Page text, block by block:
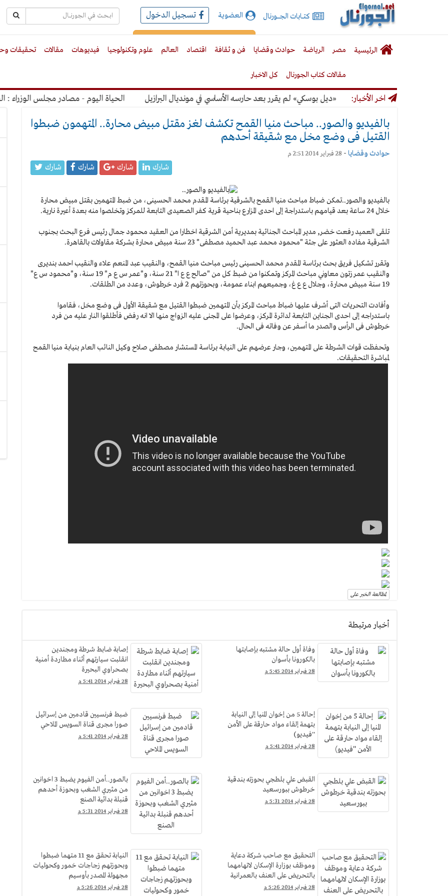
الجورنال
نت
كتـــابات الجـــــورنال العضوية تسجيل الدخول
الرئيسية مصر الرياضة حوادث وقضايا فن و ثقافة اقتصاد العالم علوم وتكنولوجيا فيديوهات مقالات تحقيقات
مقالات كتاب الجورنال كل الاخبار
اخر الأخبار:أصحاب عقارات محظورة «ديل بوسكي» لم يقرر بعد حارسه الأساسي في مونديال البرازيل الحياة اليوم - مصادر مجلس الوزراء : الحكومة بها 31 وزير بخلاف وزير الدفاع 17 منهم من
بالفيديو والصور.. مباحث منيا القمح تكشف لغز مقتل مبيض محارة.. المتهمون ضبطوا
القتيل فى وضع مخل مع شقيقة أحدهم
حوادث وقضايا - 28 فبراير 2014 2:51 م
شارك شارك شارك شارك
بالفيديو والصور..تمكن ضباط مباحث منيا القمح بالشرقية برئاسة المقدم محمد الحسينى، من ضبط المتهمين بقتل مبيض محارة
خلال 24 ساعة بعد قيامهم باستدراجة إلى احدى المزارع بناحية قرية كفر الصعيدى التابعة للمركز وتخلصوا منه بعدة أعيرة نارية.
تلقى العميد رفعت خضر, مدير المباحث الجنائية بمديرية أمن الشرقية اخطارا من العقيد محمود جمال رئيس فرع البحث بجنوب
الشرقية مفاده العثور على جثة "محمود محمد عبد الحميد مصطفى" 23 سنة مبيض محارة بشركة مقاولات بالقاهرة.
وتقرر تشكيل فريق بحث برئاسة المقدم محمد الحسينى رئيس مباحث منيا القمح، والنقيب عبد المنعم علاء والنقيب احمد بنديرى
والنقيب عمر زتون معاوني مباحث المركز وتمكنوا من ضبط كل من "صالح ع ع ا" 21 سنة، و"عمر س ع م" 19 سنة، و"محمود س ع"
19 سنة مبيض محارة، وجلال ع ع غ، وجميعهم ابناء عمومة، وبحوزتهم 2 فرد خرطوش، وعدد من الطلقات.
وأفادت التحريات التى أشرف عليها ضباط مباحث المركز بأن المتهمين ضبطوا القتيل مع شقيقة الأول فى وضع مخل، فقاموا
باستدراجه إلى احدى الجناين التابعة لدائرة المركز، وعرضوا على المجنى عليه الزواج منها الا انه رفض فأطلقوا النار عليه من فرد
خرطوش فى الرأس والصدر ما أسفر عن وفاته فى الحال.
وتحفظت قوات الشرطة على المتهمين، وجار عرضهم على النيابة برئاسة المستشار مصطفى صلاح وكيل النائب العام بنيابة منيا القمح
لمباشرة التحقيقات.
لمطالعة الخبر على
أخبار مرتبطة
وفاة أول حالة مشتبه بإصابتها
بالكورونا بأسوان
28 فبراير 2014 5:45 م
إصابة ضابط شرطة ومجندين
انقلبت سيارتهم أثناء مطاردة أمنية
بصحراوي البحيرة
28 فبراير 2014 5:41 م
إحالة 5 من إخوان المنيا إلى النيابة
بتهمة إلقاء مواد حارقة على الأمن
''فيديو)
28 فبراير 2014 5:41 م
ضبط فرنسيين قادمين من إسرائيل
صورا مجرى قناة السويس الملاحي
28 فبراير 2014 5:41 م
القبض علي بلطجي بحوزته بندقية
خرطوش ببورسعيد
28 فبراير 2014 5:31 م
بالصور..أمن الفيوم يضبط 3 اخوانين
من مثيري الشغب وبحوزة أحدهم
قنبلة بدائية الصنع
28 فبراير 2014 5:31 م
التحقيق مع صاحب شركة دعاية
وموظف بوزارة الإسكان لاتهامهما
بالتحريض على العنف بالعمرانية
28 فبراير 2014 5:26 م
النيابة تحقق مع 11 متهما ضبطوا
وبحوزتهم زجاجات خمور وكحوليات
مجهولة المصدر بأوسيم
28 فبراير 2014 5:26 م